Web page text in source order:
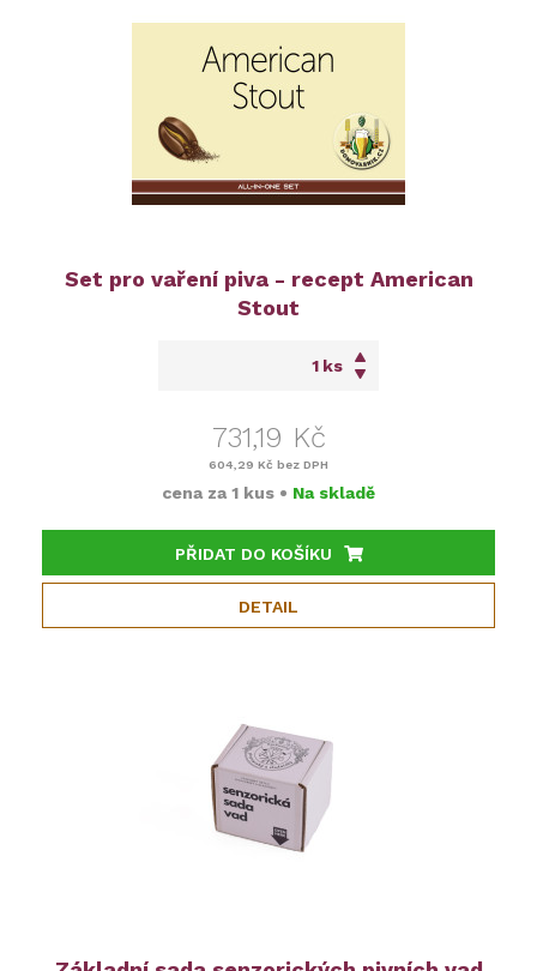
Set pro vaření piva - recept American
Stout
ks
731,19 Kč
604,29 Kč bez DPH
cena za 1 kus • Na skladě
PŘIDAT DO KOŠÍKU
DETAIL